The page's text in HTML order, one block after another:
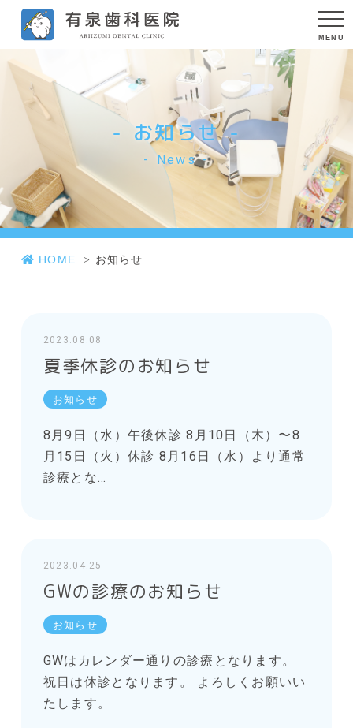
お知らせ
News
HOME お知らせ
2023.08.08
夏季休診のお知らせ
お知らせ
8月9日（水）午後休診 8月10日（木）〜8
月15日（火）休診 8月16日（水）より通常
診療とな…
2023.04.25
GWの診療のお知らせ
お知らせ
GWはカレンダー通りの診療となります。
祝日は休診となります。 よろしくお願いい
たします。